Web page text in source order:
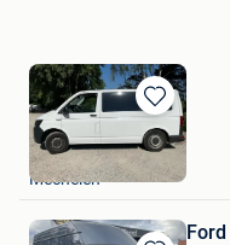
Bewaren
in
Mijn
Favorieten
Meftah
Mechelen